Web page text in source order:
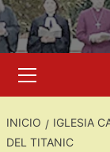
primario
INICIO IGLESIA
DEL TITANIC